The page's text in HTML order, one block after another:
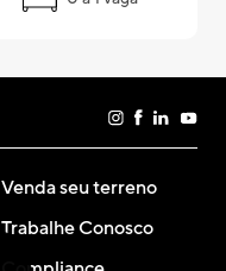
Venda seu terreno
Trabalhe Conosco